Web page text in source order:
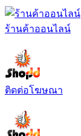
ร้านค้าออนไลน์
ติดต่อโฆษณา